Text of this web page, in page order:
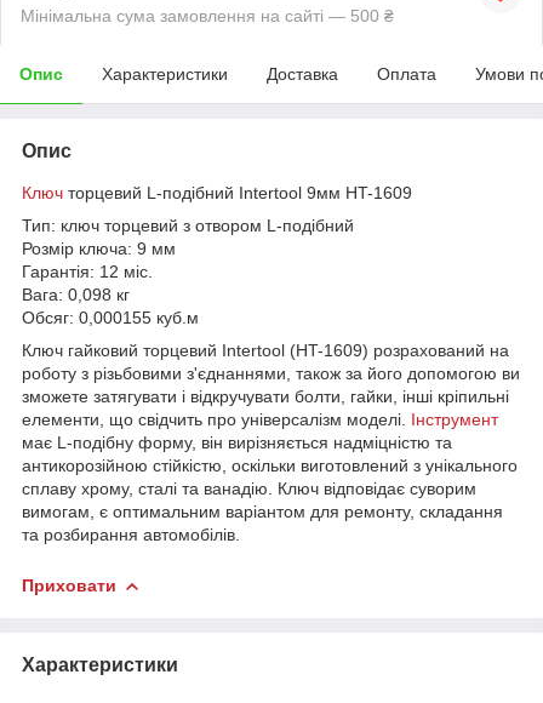
Мінімальна сума замовлення на сайті — 500 ₴
Опис Характеристики Доставка Оплата Умови
Опис
Ключ торцевий L-подібний Intertool 9мм HT-1609
Тип: ключ торцевий з отвором L-подібний
Розмір ключа: 9 мм
Гарантія: 12 міс.
Вага: 0,098 кг
Обсяг: 0,000155 куб.м
Ключ гайковий торцевий Intertool (HT-1609) розрахований на
роботу з різьбовими з'єднаннями, також за його допомогою ви
зможете затягувати і відкручувати болти, гайки, інші кріпильні
елементи, що свідчить про універсалізм моделі. Інструмент
має L-подібну форму, він вирізняється надміцністю та
антикорозійною стійкістю, оскільки виготовлений з унікального
сплаву хрому, сталі та ванадію. Ключ відповідає суворим
вимогам, є оптимальним варіантом для ремонту, складання
та розбирання автомобілів.
Приховати
Характеристики